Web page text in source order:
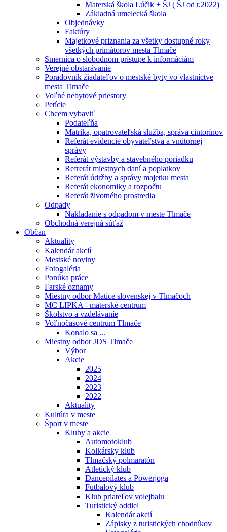
Materská škola Lúčik + ŠJ ( ŠJ od r.2022)
Základná umelecká škola
Objednávky
Faktúry
Majetkové priznania za všetky dostupné roky
všetkých primátorov mesta Tlmače
Smernica o slobodnom prístupe k informáciám
Verejné obstarávanie
Poradovník žiadateľov o mestské byty vo vlastníctve
mesta Tlmače
Voľné nebytové priestory
Petície
Chcem vybaviť
Podateľňa
Matrika, opatrovateľská služba, správa cintorínov
Referát evidencie obyvateľstva a vnútornej
správy
Referát výstavby a stavebného poriadku
Refrerát miestnych daní a poplatkov
Referát údržby a správy majetku mesta
Referát ekonomiky a rozpočtu
Referát životného prostredia
Odpady
Nakladanie s odpadom v meste Tlmače
Obchodná verejná súťaž
Občan
Aktuality
Kalendár akcií
Mestské noviny
Fotogaléria
Ponúka práce
Farské oznamy
Miestny odbor Matice slovenskej v Tlmačoch
MC LIPKA - materské centrum
Školstvo a vzdelávaníe
Voľnočasové centrum Tlmače
Konalo sa ...
Miestny odbor JDS Tlmače
Výbor
Akcie
2025
2024
2023
2022
Aktuality
Kultúra v meste
Šport v meste
Kluby a akcie
Automotoklub
Kolkársky klub
Tlmačský polmaratón
Atletický klub
Dancepilates a Powerjoga
Futbalový klub
Klub priateľov volejbalu
Turistický oddiel
Kalendár akcií
Zápisky z turistických chodníkov